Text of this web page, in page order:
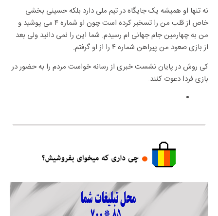
نه تنها او همیشه یک جایگاه در تیم ملی دارد بلکه حسینی بخشی
خاص از قلب من را تسخیر کرده است چون او شماره ۴ می پوشید و
من به چهارمین جام جهانی ام رسیدم. شما این را نمی دانید ولی بعد
از بازی صعود من پیراهن شماره ۴ را از او گرفتم.
کی روش در پایان نشست خبری از رسانه خواست مردم را به حضور در
بازی فردا دعوت کنند.